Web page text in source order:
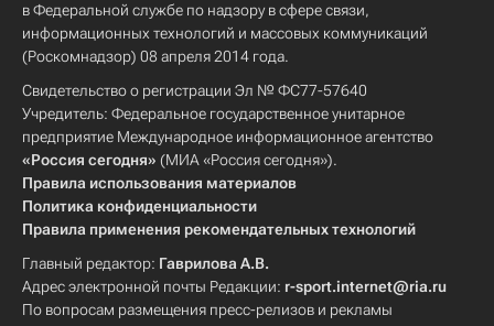
в Федеральной службе по надзору в сфере связи,
информационных технологий и массовых коммуникаций
(Роскомнадзор) 08 апреля 2014 года.
Свидетельство о регистрации Эл № ФС77-57640
Учредитель: Федеральное государственное унитарное
предприятие Международное информационное агентство
«Россия сегодня» (МИА «Россия сегодня»).
Правила использования материалов
Политика конфиденциальности
Правила применения рекомендательных технологий
Главный редактор: Гаврилова А.В.
Адрес электронной почты Редакции: r-sport.internet@ria.ru
По вопросам размещения пресс-релизов и рекламы